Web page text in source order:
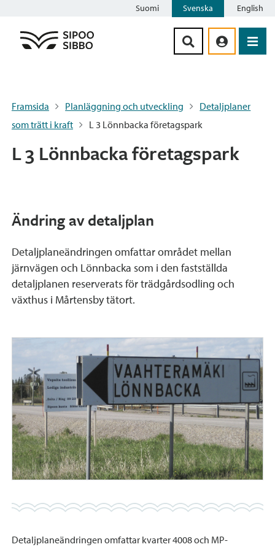
Suomi Svenska English
Framsida Planläggning och utveckling
Detaljplaner
som trätt i kraft
L 3 Lönnbacka företagspark
L 3 Lönnbacka företagspark
Ändring av detaljplan
Detaljplaneändringen omfattar området mellan
järnvägen och Lönnbacka som i den fastställda
detaljplanen reserverats för trädgårdsodling och
växthus i Mårtensby tätort.
Detaljplaneändringen omfattar kvarter 4008 och MP-